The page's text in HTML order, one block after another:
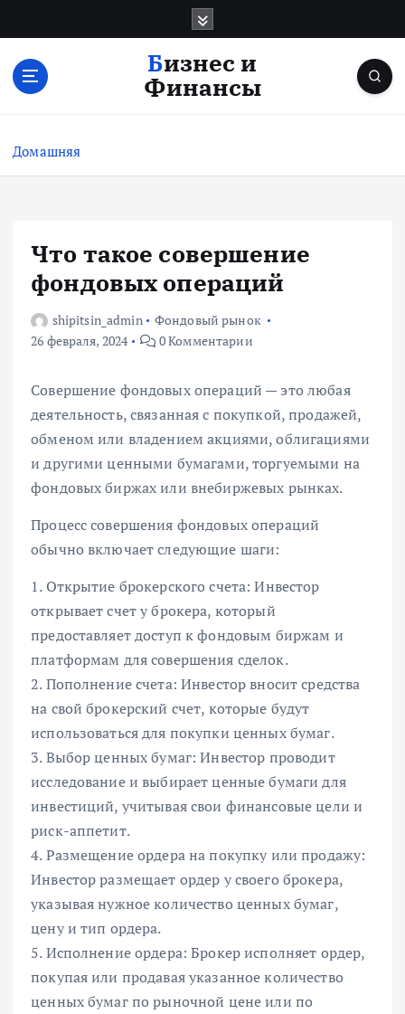
с
Бизнес и
Финансы
Домашняя
Что такое совершение
фондовых операций
shipitsin_admin
Фондовый рынок
26 февраля, 2024
0 Комментарии
Совершение фондовых операций — это любая
деятельность, связанная с покупкой, продажей,
обменом или владением акциями, облигациями
и другими ценными бумагами, торгуемыми на
фондовых биржах или внебиржевых рынках.
Процесс совершения фондовых операций
обычно включает следующие шаги:
1. Открытие брокерского счета: Инвестор
открывает счет у брокера, который
предоставляет доступ к фондовым биржам и
платформам для совершения сделок.
2. Пополнение счета: Инвестор вносит средства
на свой брокерский счет, которые будут
использоваться для покупки ценных бумаг.
3. Выбор ценных бумаг: Инвестор проводит
исследование и выбирает ценные бумаги для
инвестиций, учитывая свои финансовые цели и
риск-аппетит.
4. Размещение ордера на покупку или продажу:
Инвестор размещает ордер у своего брокера,
указывая нужное количество ценных бумаг,
цену и тип ордера.
5. Исполнение ордера: Брокер исполняет ордер,
покупая или продавая указанное количество
ценных бумаг по рыночной цене или по